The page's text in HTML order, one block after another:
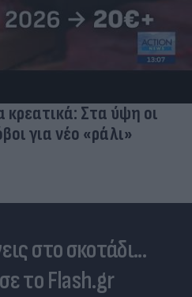
κρεατικά: Στα ύψη οι
για νέο «ράλι»
στο σκοτάδι...
το Flash.gr